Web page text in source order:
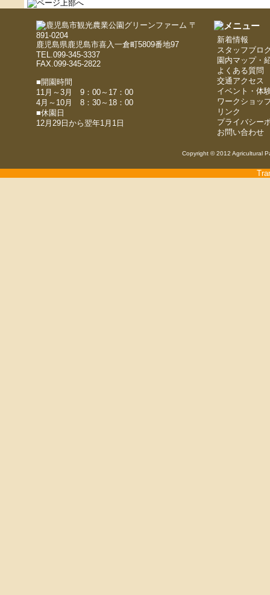
〒
891-0204
鹿児島県鹿児島市喜入一倉町5809番地97
TEL.099-345-3337
FAX.099-345-2822
■開園時間
11月～3月 9：00～17：00
4月～10月 8：30～18：00
■休園日
12月29日から翌年1月1日
新着情報
スタッフブロ
園内マップ・
よくある質問
交通アクセス
イベント・体
ワークショッ
リンク
プライバシー
お問い合わせ
Copyright © 2012 Agricultural